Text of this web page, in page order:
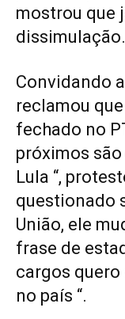
mostrou que
dissimulação.
Convidando
reclamou
fechado no
próximos são
Lula “,
questionado
União, ele
frase de
cargos
no país “.